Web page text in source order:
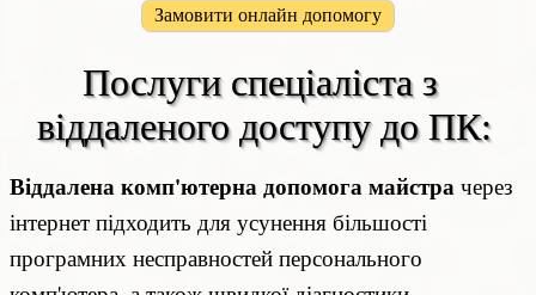
Замовити онлайн допомогу
Послуги спеціаліста з
віддаленого доступу до ПК:
Віддалена комп'ютерна допомога майстра через
інтернет підходить для усунення більшості
програмних несправностей персонального